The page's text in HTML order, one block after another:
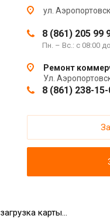
ул.
8 (861) 205 99
Пн. – Вс.: с 08:00
Ремонт
Ул.
8 (861) 238-
загрузка карты...